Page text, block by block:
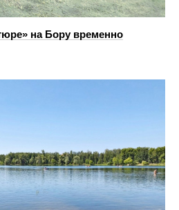
на Бору временно